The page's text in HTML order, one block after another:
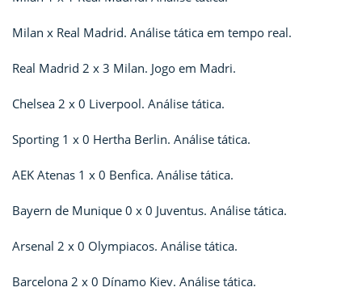
Milan x Real Madrid. Análise tática em tempo real.
Real Madrid 2 x 3 Milan. Jogo em Madri.
Chelsea 2 x 0 Liverpool. Análise tática.
Sporting 1 x 0 Hertha Berlin. Análise tática.
AEK Atenas 1 x 0 Benfica. Análise tática.
Bayern de Munique 0 x 0 Juventus. Análise tática.
Arsenal 2 x 0 Olympiacos. Análise tática.
Barcelona 2 x 0 Dínamo Kiev. Análise tática.